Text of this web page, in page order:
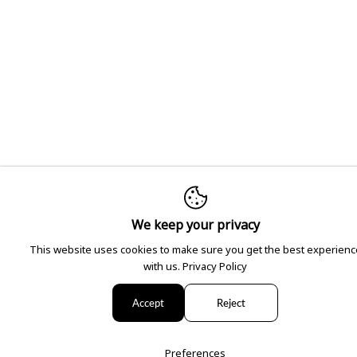
We keep your privacy
This website uses cookies to make sure you get the best
with us. Privacy Policy
Accept Reject
Preferences